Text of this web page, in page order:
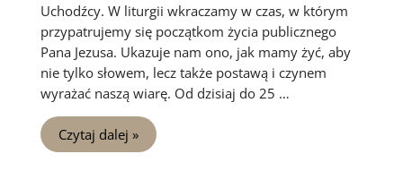
Uchodźcy. W liturgii wkraczamy w czas, w którym
przypatrujemy się początkom życia publicznego
Pana Jezusa. Ukazuje nam ono, jak mamy żyć, aby
nie tylko słowem, lecz także postawą i czynem
wyrażać naszą wiarę. Od dzisiaj do 25 …
Niedziela
2
zwykła
Czytaj dalej »